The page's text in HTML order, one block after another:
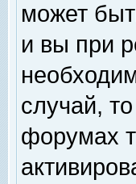
может
и вы при
случай,
форумах